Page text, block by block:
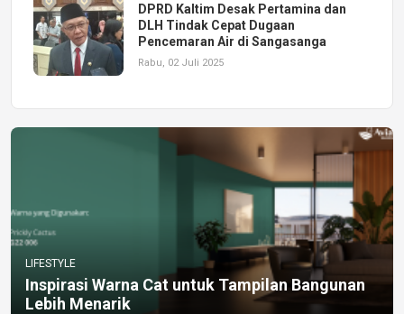
DPRD Kaltim Desak Pertamina dan
DLH Tindak Cepat Dugaan
Pencemaran Air di Sangasanga
Rabu, 02 Juli 2025
LIFESTYLE
Inspirasi Warna Cat untuk Tampilan Bangunan
Lebih Menarik